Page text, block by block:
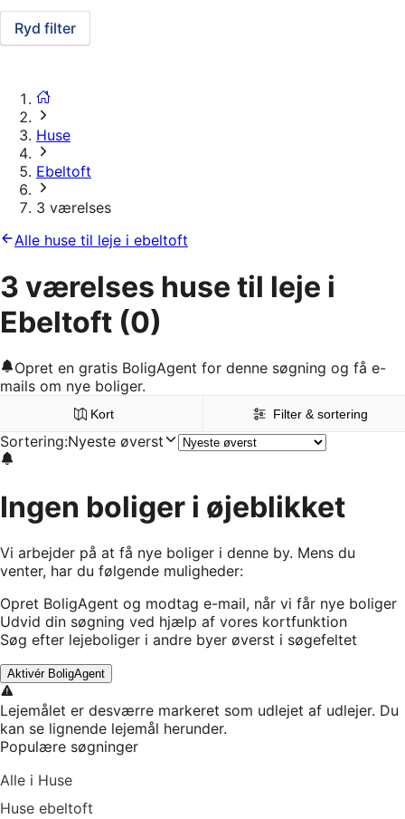
Ryd filter
Huse
Ebeltoft
3 værelses
Alle huse til leje i ebeltoft
3 værelses huse til leje i
Ebeltoft (0)
Opret en gratis BoligAgent for denne søgning og få e-
mails om nye boliger.
Kort Filter & sortering
Sortering:Nyeste øverst
Ingen boliger i øjeblikket
Vi arbejder på at få nye boliger i denne by. Mens du
venter, har du følgende muligheder:
Opret BoligAgent og modtag e-mail, når vi får nye boliger
Udvid din søgning ved hjælp af vores kortfunktion
Søg efter lejeboliger i andre byer øverst i søgefeltet
Aktivér BoligAgent
Lejemålet er desværre markeret som udlejet af udlejer. Du
kan se lignende lejemål herunder.
Populære søgninger
Alle i Huse
Huse ebeltoft